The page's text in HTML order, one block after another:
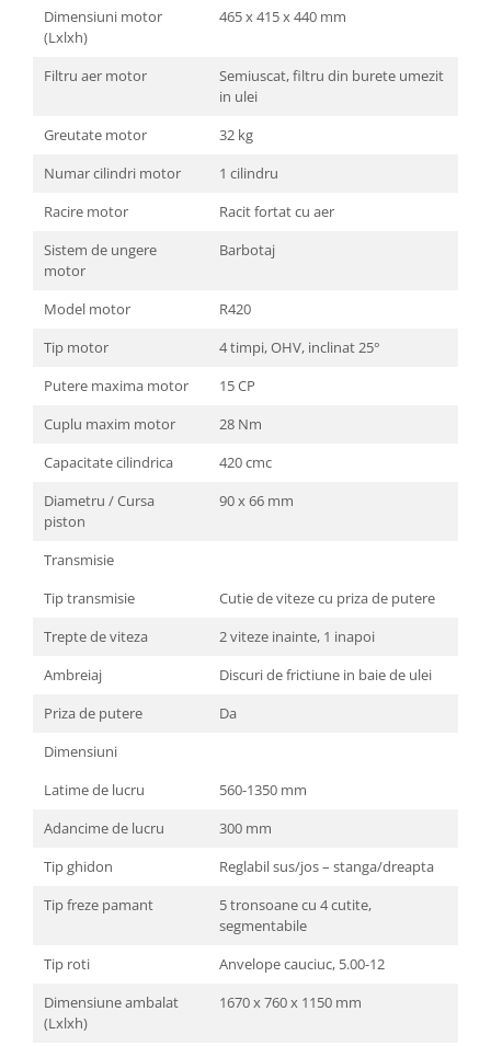
Dimensiuni motor
(Lxlxh)
465 x 415 x 440 mm
Filtru aer motor
Semiuscat, filtru din burete umezit
in ulei
Greutate motor
32 kg
Numar cilindri motor
1 cilindru
Racire motor
Racit fortat cu aer
Sistem de ungere
motor
Barbotaj
Model motor
R420
Tip motor
4 timpi, OHV, inclinat 25°
Putere maxima motor
15 CP
Cuplu maxim motor
28 Nm
Capacitate cilindrica
420 cmc
Diametru / Cursa
piston
90 x 66 mm
Transmisie
Tip transmisie
Cutie de viteze cu priza de putere
Trepte de viteza
2 viteze inainte, 1 inapoi
Ambreiaj
Discuri de frictiune in baie de ulei
Priza de putere
Da
Dimensiuni
Latime de lucru
560-1350 mm
Adancime de lucru
300 mm
Tip ghidon
Reglabil sus/jos – stanga/dreapta
Tip freze pamant
5 tronsoane cu 4 cutite,
segmentabile
Tip roti
Anvelope cauciuc, 5.00-12
Dimensiune ambalat
(Lxlxh)
1670 x 760 x 1150 mm